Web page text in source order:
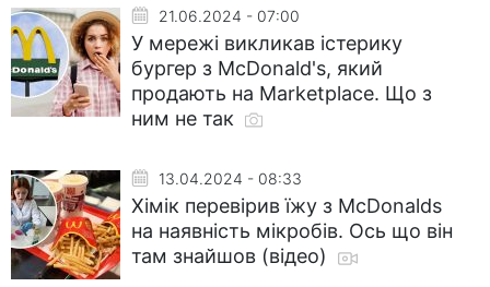
21.06.2024 - 07:00
У мережі викликав істерику
бургер з МсDonald's, який
продають на Marketplace. Що з
ним не так
13.04.2024 - 08:33
Хімік перевірив їжу з McDonalds
на наявність мікробів. Ось що він
там знайшов (відео)